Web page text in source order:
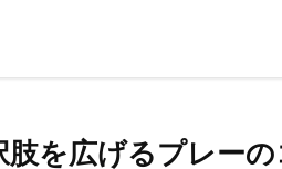
肢を広げるプレー